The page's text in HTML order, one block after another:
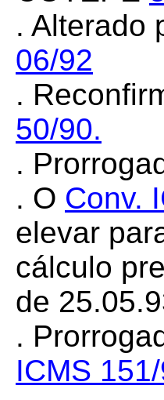
. Alterado
06/92
.
50/90.
.
. O Conv.
elevar
cálculo
de
.
ICMS